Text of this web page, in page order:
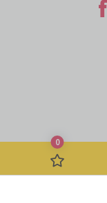
0
MENTIONS LÉGALES